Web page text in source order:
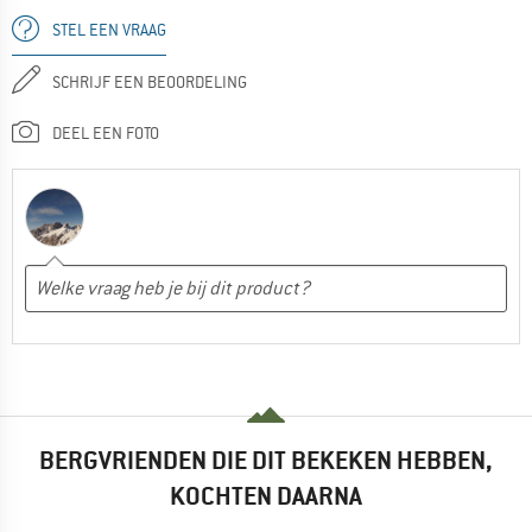
STEL EEN VRAAG
SCHRIJF EEN BEOORDELING
DEEL EEN FOTO
BERGVRIENDEN DIE DIT BEKEKEN HEBBEN,
KOCHTEN DAARNA